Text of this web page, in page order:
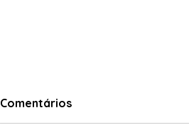
Comentários